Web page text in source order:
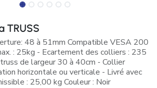
TRUSS
48 à 51mm Compatible VESA 200
: 25kg - Ecartement des colliers : 235
de largeur 30 à 40cm - Collier
horizontale ou verticale - Livré avec
: 25,00 kg Couleur : Noir